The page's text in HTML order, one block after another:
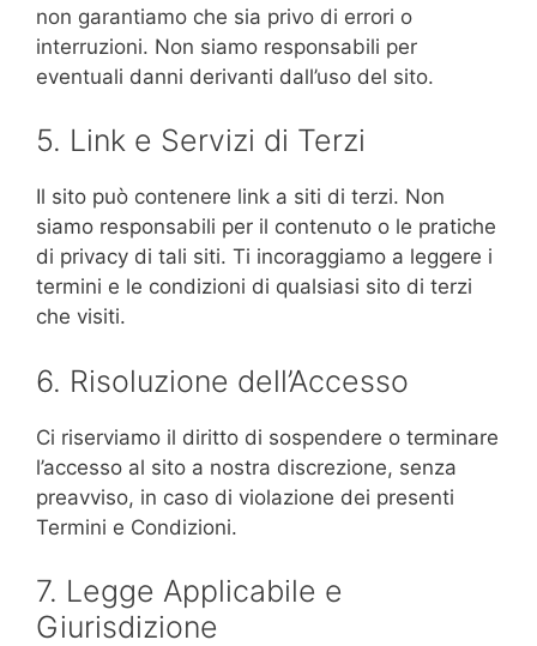
non garantiamo che sia privo di errori o
interruzioni. Non siamo responsabili per
eventuali danni derivanti dall’uso del sito.
5. Link e Servizi di Terzi
Il sito può contenere link a siti di terzi. Non
siamo responsabili per il contenuto o le pratiche
di privacy di tali siti. Ti incoraggiamo a leggere i
termini e le condizioni di qualsiasi sito di terzi
che visiti.
6. Risoluzione dell’Accesso
Ci riserviamo il diritto di sospendere o terminare
l’accesso al sito a nostra discrezione, senza
preavviso, in caso di violazione dei presenti
Termini e Condizioni.
7. Legge Applicabile e
Giurisdizione